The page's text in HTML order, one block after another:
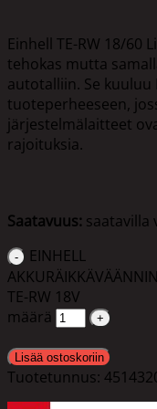
Einhell TE-RW 18/60
tehokas mutta
autotalliin. Se kuuluu
tuoteperheeseen,
järjestelmälaitteet
rajoituksia.
Saatavuus: saatavilla
EINHELL
AKKURÄIKKÄVÄÄNNIN
TE-RW 18V
määrä
Lisää ostoskoriin
Tuotetunnus: